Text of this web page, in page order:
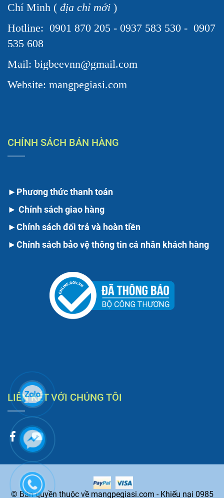
Chí Minh ( địa chỉ mới )
Hotline: 0901 870 205 - 0937 583 530 - 0907
535 608
Mail: bigbeevnn@gmail.com
Website: mangpegiasi.com
CHÍNH SÁCH BÁN HÀNG
► Phương thức thanh toán
► Chính sách giao hàng
►Chính sách đổi trả và hoàn tiền
►Chính sách bảo vệ thông tin cá nhân khách hàng
LIÊN KẾT VỚI CHÚNG TÔI
© Bản quyền thuộc về mangpegiasi.com - Khiếu nại 0985